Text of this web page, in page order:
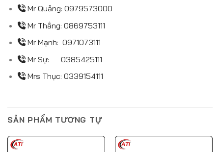
Mr Quảng: 0979573000
Mr Thắng: 0869753111
Mr Mạnh: 0971073111
Mr Sự: 0385425111
Mrs Thục: 0339154111
SẢN PHẨM TƯƠNG TỰ